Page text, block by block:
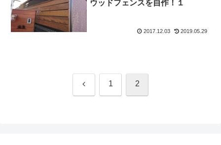
ウッドフェンスを自作！１
2017.12.03 2019.05.29
前 1 2